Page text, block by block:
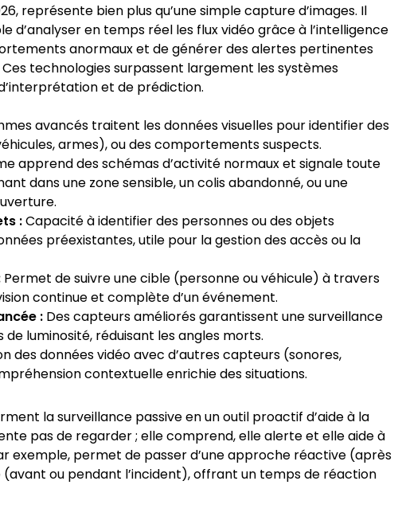
représente bien plus qu’une simple capture d’images. Il
d’analyser en temps réel les flux vidéo grâce à l’intelligence
anormaux et de générer des alertes pertinentes
technologies surpassent largement les systèmes
et de prédiction.
avancés traitent les données visuelles pour identifier des
armes), ou des comportements suspects.
apprend des schémas d’activité normaux et signale toute
dans une zone sensible, un colis abandonné, ou une
:Capacité à identifier des personnes ou des objets
préexistantes, utile pour la gestion des accès ou la
Permet de suivre une cible (personne ou véhicule) à travers
continue et complète d’un événement.
: Des capteurs améliorés garantissent une surveillance
luminosité, réduisant les angles morts.
des données vidéo avec d’autres capteurs (sonores,
contextuelle enrichie des situations.
la surveillance passive en un outil proactif d’aide à la
pas de regarder ; elle comprend, elle alerte et elle aide à
exemple, permet de passer d’une approche réactive (après
ou pendant l’incident), offrant un temps de réaction